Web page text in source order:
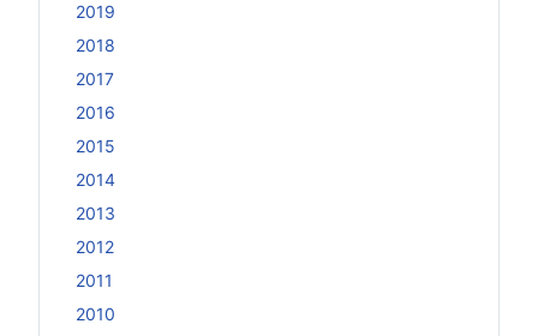
2019
2018
2017
2016
2015
2014
2013
2012
2011
2010